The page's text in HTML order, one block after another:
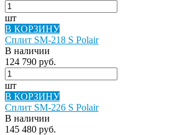
шт
В КОРЗИНУ
Сплит SM-218 S Polair
В наличии
124 790 руб.
шт
В КОРЗИНУ
Сплит SM-226 S Polair
В наличии
145 480 руб.